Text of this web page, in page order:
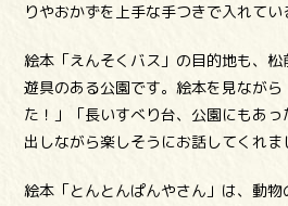
りやおかずを上手な手つきで入れてい
絵本「えんそくバス」の目的地も、
遊具のある公園です。絵本を見ながら
た！」「長いすべり台、公園にもあ
出しながら楽しそうにお話してくれま
絵本「とんとんぱんやさん」は、動